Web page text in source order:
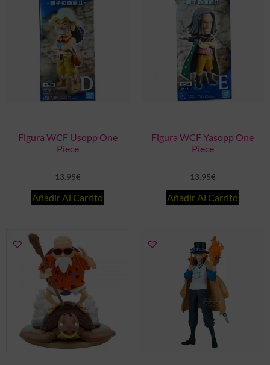
Figura WCF Usopp One
Piece
13.95€
Añadir Al Carrito
Figura WCF Yasopp One
Piece
13.95€
Añadir Al Carrito